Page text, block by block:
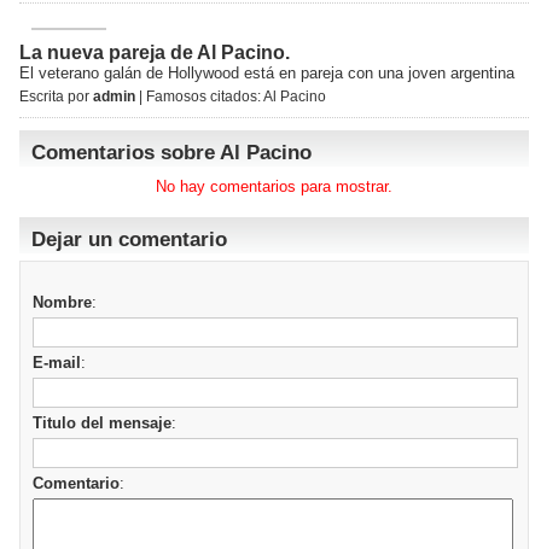
La nueva pareja de Al Pacino.
El veterano galán de Hollywood está en pareja con una joven argentina
Escrita por admin | Famosos citados:Al Pacino
Comentarios sobre Al Pacino
No hay comentarios para mostrar.
Dejar un comentario
Nombre:
E-mail :
Titulo del mensaje:
Comentario: